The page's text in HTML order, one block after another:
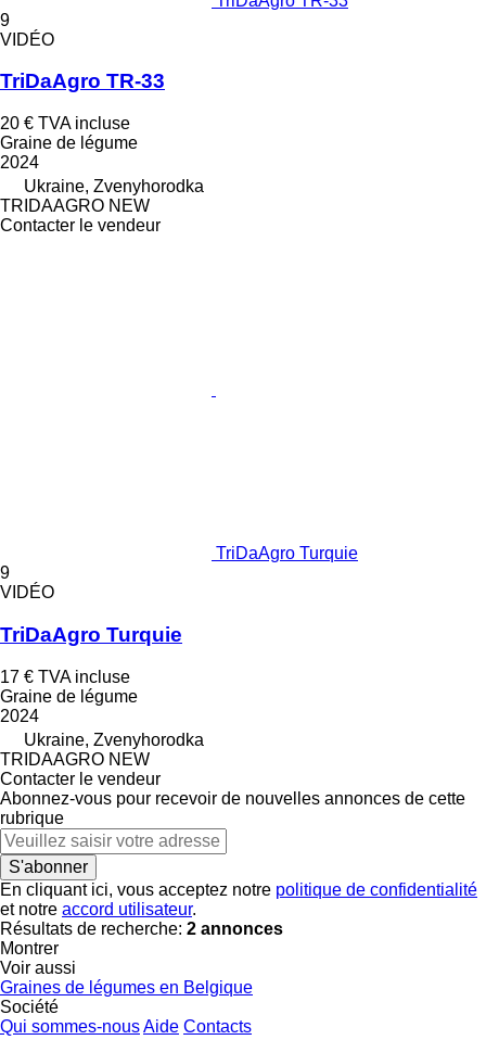
9
VIDÉO
TriDaAgro TR-33
20 € TVA incluse
Graine de légume
2024
Ukraine, Zvenyhorodka
TRIDAAGRO NEW
Contacter le vendeur
TriDaAgro Turquie
9
VIDÉO
TriDaAgro Turquie
17 € TVA incluse
Graine de légume
2024
Ukraine, Zvenyhorodka
TRIDAAGRO NEW
Contacter le vendeur
Abonnez-vous pour recevoir de nouvelles annonces de cette
rubrique
S'abonner
En cliquant ici, vous acceptez notre politique de confidentialité
et notre accord utilisateur.
Résultats de recherche: 2 annonces
Montrer
Voir aussi
Graines de légumes en Belgique
Société
Qui sommes-nousAide Contacts